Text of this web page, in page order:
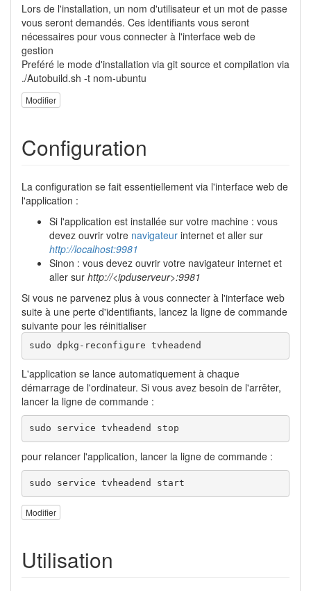
Lors de l'installation, un nom d'utilisateur et un mot de passe
vous seront demandés. Ces identifiants vous seront
nécessaires pour vous connecter à l'interface web de
gestion
Preféré le mode d'installation via git source et compilation via
./Autobuild.sh -t nom-ubuntu
Modifier
Configuration
La configuration se fait essentiellement via l'interface web de
l'application :
Si l'application est installée sur votre machine : vous
devez ouvrir votre navigateur internet et aller sur
http://localhost:9981
Sinon : vous devez ouvrir votre navigateur internet et
aller sur http://<ipduserveur>:9981
Si vous ne parvenez plus à vous connecter à l'interface web
suite à une perte d'identifiants, lancez la ligne de commande
suivante pour les réinitialiser
sudo dpkg-reconfigure tvheadend
L'application se lance automatiquement à chaque
démarrage de l'ordinateur. Si vous avez besoin de l'arrêter,
lancer la ligne de commande :
sudo service tvheadend stop
pour relancer l'application, lancer la ligne de commande :
sudo service tvheadend start
Modifier
Utilisation